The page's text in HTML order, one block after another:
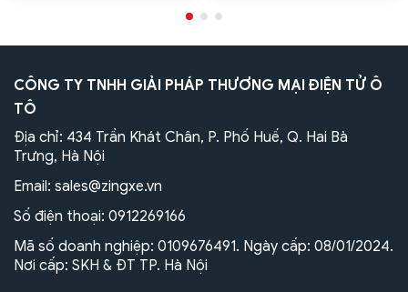
CÔNG TY TNHH GIẢI PHÁP THƯƠNG MẠI ĐIỆN TỬ Ô
TÔ
Địa chỉ: 434 Trần Khát Chân, P. Phố Huế, Q. Hai Bà
Trưng, Hà Nội
Email: sales@zingxe.vn
Số điện thoại: 0912269166
Mã số doanh nghiệp: 0109676491. Ngày cấp: 08/01/2024.
Nơi cấp: SKH & ĐT TP. Hà Nội